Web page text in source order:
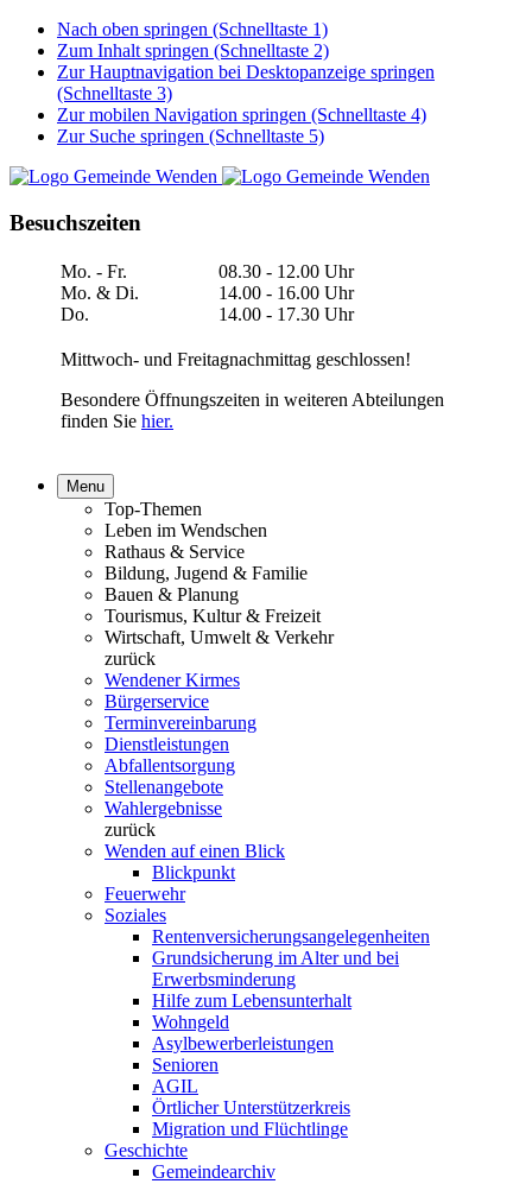
Nach oben springen (Schnelltaste 1)
Zum Inhalt springen (Schnelltaste 2)
Zur Hauptnavigation bei Desktopanzeige springen
(Schnelltaste 3)
Zur mobilen Navigation springen (Schnelltaste 4)
Zur Suche springen (Schnelltaste 5)
Besuchszeiten
Mo. - Fr.
Mo. & Di.
Do.
08.30 - 12.00 Uhr
14.00 - 16.00 Uhr
14.00 - 17.30 Uhr
Mittwoch- und Freitagnachmittag geschlossen!
Besondere Öffnungszeiten in weiteren Abteilungen
finden Sie hier.
Menu
Top-Themen
Leben im Wendschen
Rathaus & Service
Bildung, Jugend & Familie
Bauen & Planung
Tourismus, Kultur & Freizeit
Wirtschaft, Umwelt & Verkehr
zurück
Wendener Kirmes
Bürgerservice
Terminvereinbarung
Dienstleistungen
Abfallentsorgung
Stellenangebote
Wahlergebnisse
zurück
Wenden auf einen Blick
Blickpunkt
Feuerwehr
Soziales
Rentenversicherungsangelegenheiten
Grundsicherung im Alter und bei
Erwerbsminderung
Hilfe zum Lebensunterhalt
Wohngeld
Asylbewerberleistungen
Senioren
AGIL
Örtlicher Unterstützerkreis
Migration und Flüchtlinge
Geschichte
Gemeindearchiv